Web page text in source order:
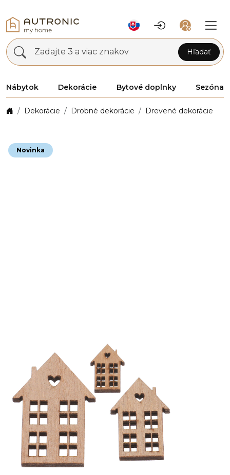
Zadajte 3 a viac znakov Hľadať
Nábytok Dekorácie Bytové doplnky Sezóna
Dekorácie Drobné dekorácie Drevené dekorácie
Novinka